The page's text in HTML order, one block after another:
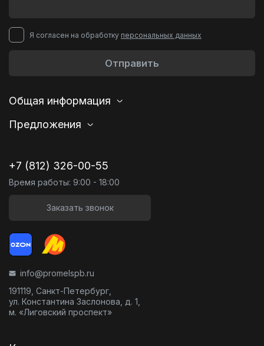
Я согласен на обработку персональных данных
Отправить
Общая информация
Предложения
+7 (812) 326-00-55
Время работы: 9:00 - 18:00
Заказать звонок
info@promelspb.ru
191119, Санкт-Петербург,
ул. Константина Заслонова, д. 1,
м. «Лиговский проспект»